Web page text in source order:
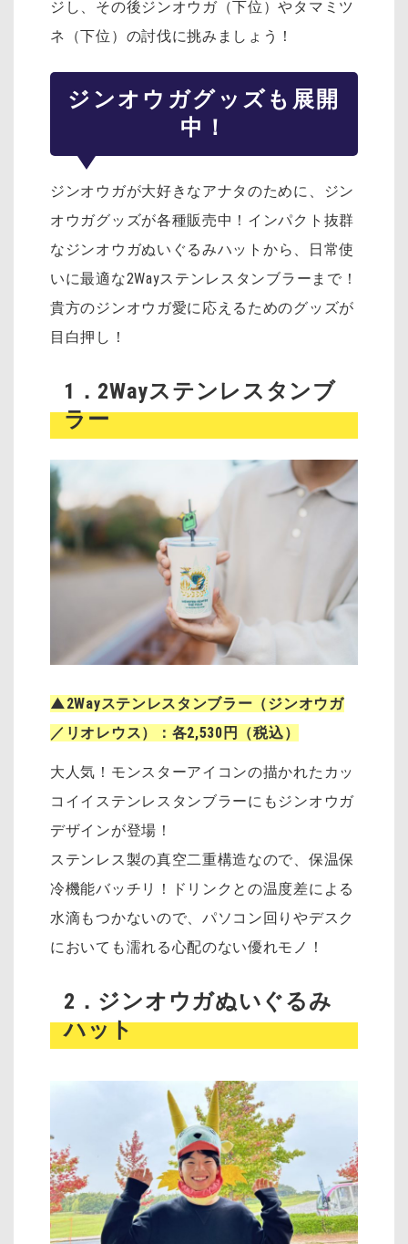
ジし、その後ジンオウガ（下位）やタマミツ
ネ（下位）の討伐に挑みましょう！
ジンオウガグッズも展開
中！
ジンオウガが大好きなアナタのために、ジン
オウガグッズが各種販売中！インパクト抜群
な ジンオウガぬいぐるみハットから、日常使
いに最適な2Wayステンレスタンブラーまで！
貴方のジンオウガ愛に応えるためのグッズが
目白押し！
1．2Wayステンレスタンブ
ラー
▲2Wayステンレスタンブラー（ジンオウガ
／リオレウス）：各2,530円（税込）
大人気！モンスターアイコンの描かれたカッ
コイイステンレスタンブラーにもジンオウガ
デザインが登場！
ステンレス製の真空二重構造なので、保温保
冷機能バッチリ！ドリンクとの温度差による
水滴もつかないので、パソコン回りやデスク
においても濡れる心配のない優れモノ！
2．ジンオウガぬいぐるみ
ハット